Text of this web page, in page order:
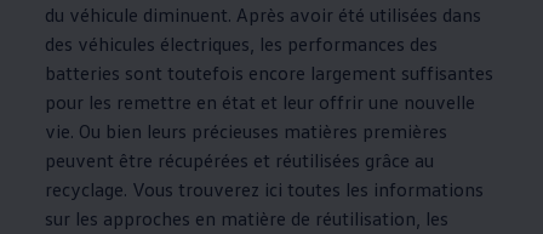
du véhicule diminuent. Après avoir été utilisées dans
des véhicules électriques, les performances des
batteries sont toutefois encore largement suffisantes
pour les remettre en état et leur offrir une nouvelle
vie. Ou bien leurs précieuses matières premières
peuvent être récupérées et réutilisées grâce au
recyclage. Vous trouverez ici toutes les informations
sur les approches en matière de réutilisation, les